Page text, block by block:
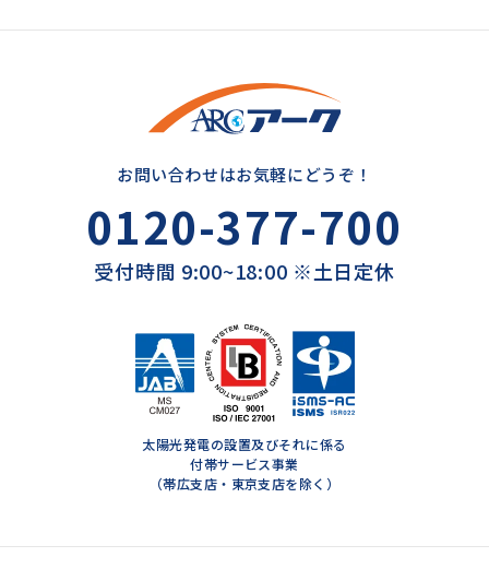
お問い合わせはお気軽にどうぞ！
0120-377-700
受付時間 9:00~18:00 ※土日定休
太陽光発電の設置及びそれに係る
付帯サービス事業
（帯広支店・東京支店を除く）